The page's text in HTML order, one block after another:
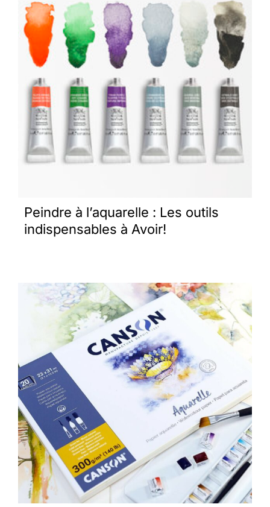
Peindre à l’aquarelle : Les outils
indispensables à Avoir!